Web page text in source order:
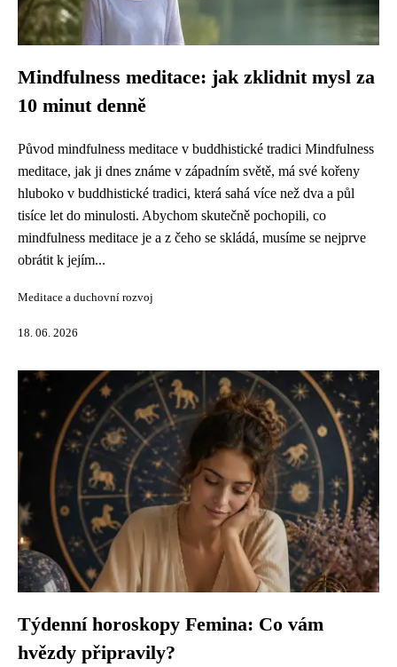
Mindfulness meditace: jak zklidnit mysl za
10 minut denně
Původ mindfulness meditace v buddhistické tradici Mindfulness
meditace, jak ji dnes známe v západním světě, má své kořeny
hluboko v buddhistické tradici, která sahá více než dva a půl
tisíce let do minulosti. Abychom skutečně pochopili, co
mindfulness meditace je a z čeho se skládá, musíme se nejprve
obrátit k jejím...
Meditace a duchovní rozvoj
18. 06. 2026
Týdenní horoskopy Femina: Co vám
hvězdy připravily?